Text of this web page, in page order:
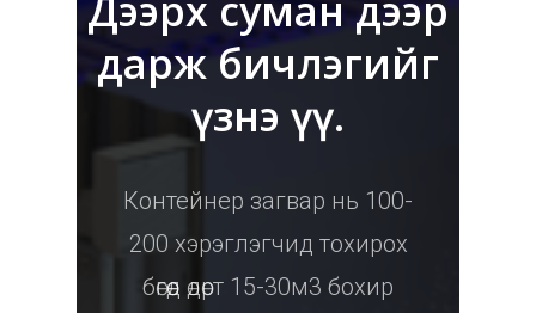
дарж бичлэгийг
үзнэ үү.
Контейнер загвар нь 100-
200 хэрэглэгчид тохирох
бөгөөд өдөрт 15-30м3 бохир